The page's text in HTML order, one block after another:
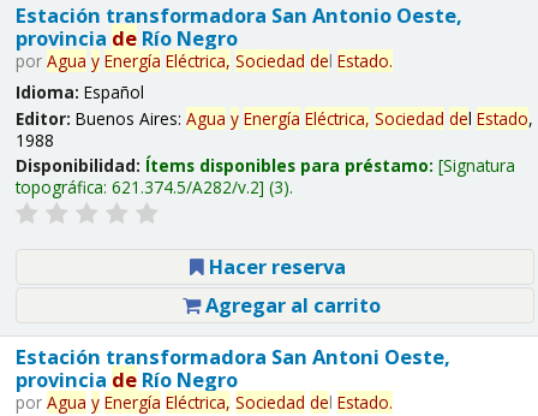
Estación transformadora San Antonio Oeste,
provincia deRío Negro
por Agua y Energía Eléctrica, Sociedad del Estado.
Idioma: Español
Editor: Buenos Aires: Agua y Energía Eléctrica, Sociedad del Estado,
1988
Disponibilidad: Ítems disponibles para préstamo: Signatura
topográfica: 621.374.5/A282/v.2 (3).
Hacer reserva
Agregar al carrito
Estación transformadora San Antoni Oeste,
provincia deRío Negro
por Agua y Energía Eléctrica, Sociedad del Estado.